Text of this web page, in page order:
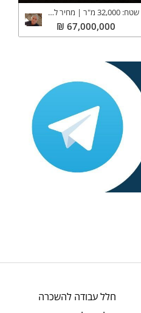
שטח:32,000 מ"ר מחיר למ"ר: 2,094
67,000,000
₪
חלל עבודה להשכרה